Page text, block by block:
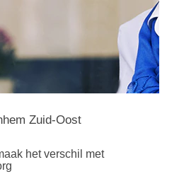
Zuid-Oost
het verschil met